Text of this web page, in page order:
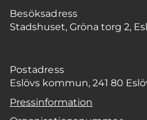
Besöksadress
Stadshuset, Gröna torg 2,
Postadress
Eslövs kommun, 241 80
Pressinformation